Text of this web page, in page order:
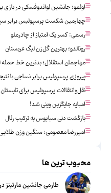
اولمو؛ جانشین لواندوفسکی در بازی
چهارمین شکست پرسپولیس برابر
رسمی: کسر یک امتیاز از چادرملو
رونالدو؛ بهترین گل‌زن لیگ عربستان
مهاجمان استقلال؛ بدترین خط حمله
پیروزی پرسپولیس برابر نساجی با نتیجه ۱
نقل‌وانتقالات پرسپولیس برای تابستان ۱۴۰۴
امباپه جایگزین وینی شد!
بازگشت دنی سبایوس به ترکیب رئال
امیررضا معصومی؛ سنگین وزن
محبوب ترین ها
طارمی جانشین مارتینز در